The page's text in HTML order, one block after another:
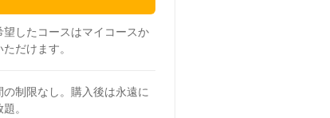
望したコースはマイコースか
だけます。
の制限なし。購入後は永遠に
。